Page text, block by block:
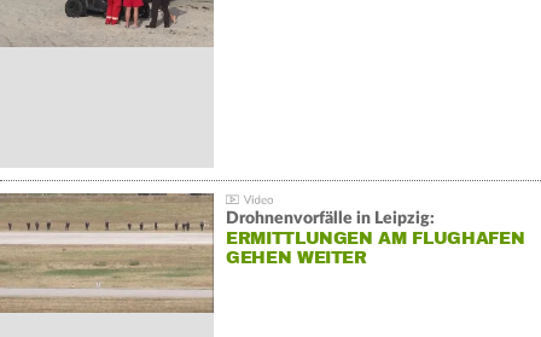
Drohnenvorfälle in Leipzig:
ERMITTLUNGEN AM FLUGHAFEN
GEHEN WEITER